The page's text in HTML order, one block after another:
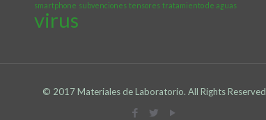
smartphone subvenciones tensores tratamiento de aguas
virus
© 2017 Materiales de Laboratorio. All Rights Reserved